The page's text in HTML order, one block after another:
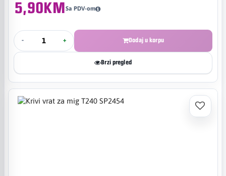
5,90KMSa PDV-om
- + Dodaj u korpu
Brzi pregled